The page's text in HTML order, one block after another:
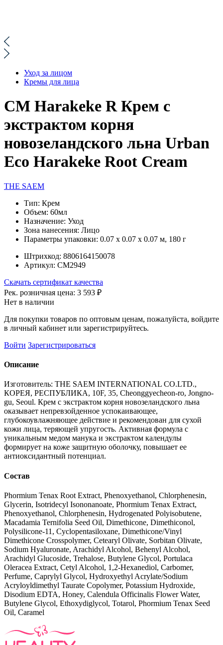
Уход за лицом
Кремы для лица
СМ Harakeke R Крем с
экстрактом корня
новозеландского льна Urban
Eco Harakeke Root Cream
THE SAEM
Тип: Крем
Объем: 60мл
Назначение: Уход
Зона нанесения: Лицо
Параметры упаковки: 0.07 x 0.07 x 0.07 м, 180 г
Штрихкод: 8806164150078
Артикул: СМ2949
Скачать сертификат качества
Рек. розничная цена: 3 593 ₽
Нет в наличии
Для покупки товаров по оптовым ценам, пожалуйста, войдите
в личный кабинет или зарегистрируйтесь.
Войти Зарегистрироваться
Описание
Изготовитель: THE SAEM INTERNATIONAL CO.LTD.,
КОРЕЯ, РЕСПУБЛИКА, 10F, 35, Cheonggyecheon-ro, Jongno-
gu, Seoul. Крем с экстрактом корня новозеландского льна
оказывает непревзойденное успокаивающее,
глубокоувлажняющее действие и рекомендован для сухой
кожи лица, теряющей упругость. Активная формула с
уникальным медом манука и экстрактом календулы
формирует на коже защитную оболочку, повышает ее
антиоксидантный потенциал.
Состав
Phormium Tenax Root Extract, Phenoxyethanol, Chlorphenesin,
Glycerin, Isotridecyl Isononanoate, Phormium Tenax Extract,
Phenoxyethanol, Chlorphenesin, Hydrogenated Polyisobutene,
Macadamia Ternifolia Seed Oil, Dimethicone, Dimethiconol,
Polysilicone-11, Cyclopentasiloxane, Dimethicone/Vinyl
Dimethicone Crosspolymer, Cetearyl Olivate, Sorbitan Olivate,
Sodium Hyaluronate, Arachidyl Alcohol, Behenyl Alcohol,
Arachidyl Glucoside, Trehalose, Butylene Glycol, Portulaca
Oleracea Extract, Cetyl Alcohol, 1,2-Hexanediol, Carbomer,
Perfume, Caprylyl Glycol, Hydroxyethyl Acrylate/Sodium
Acryloyldimethyl Taurate Copolymer, Potassium Hydroxide,
Disodium EDTA, Honey, Calendula Officinalis Flower Water,
Butylene Glycol, Ethoxydiglycol, Totarol, Phormium Tenax Seed
Oil, Caramel